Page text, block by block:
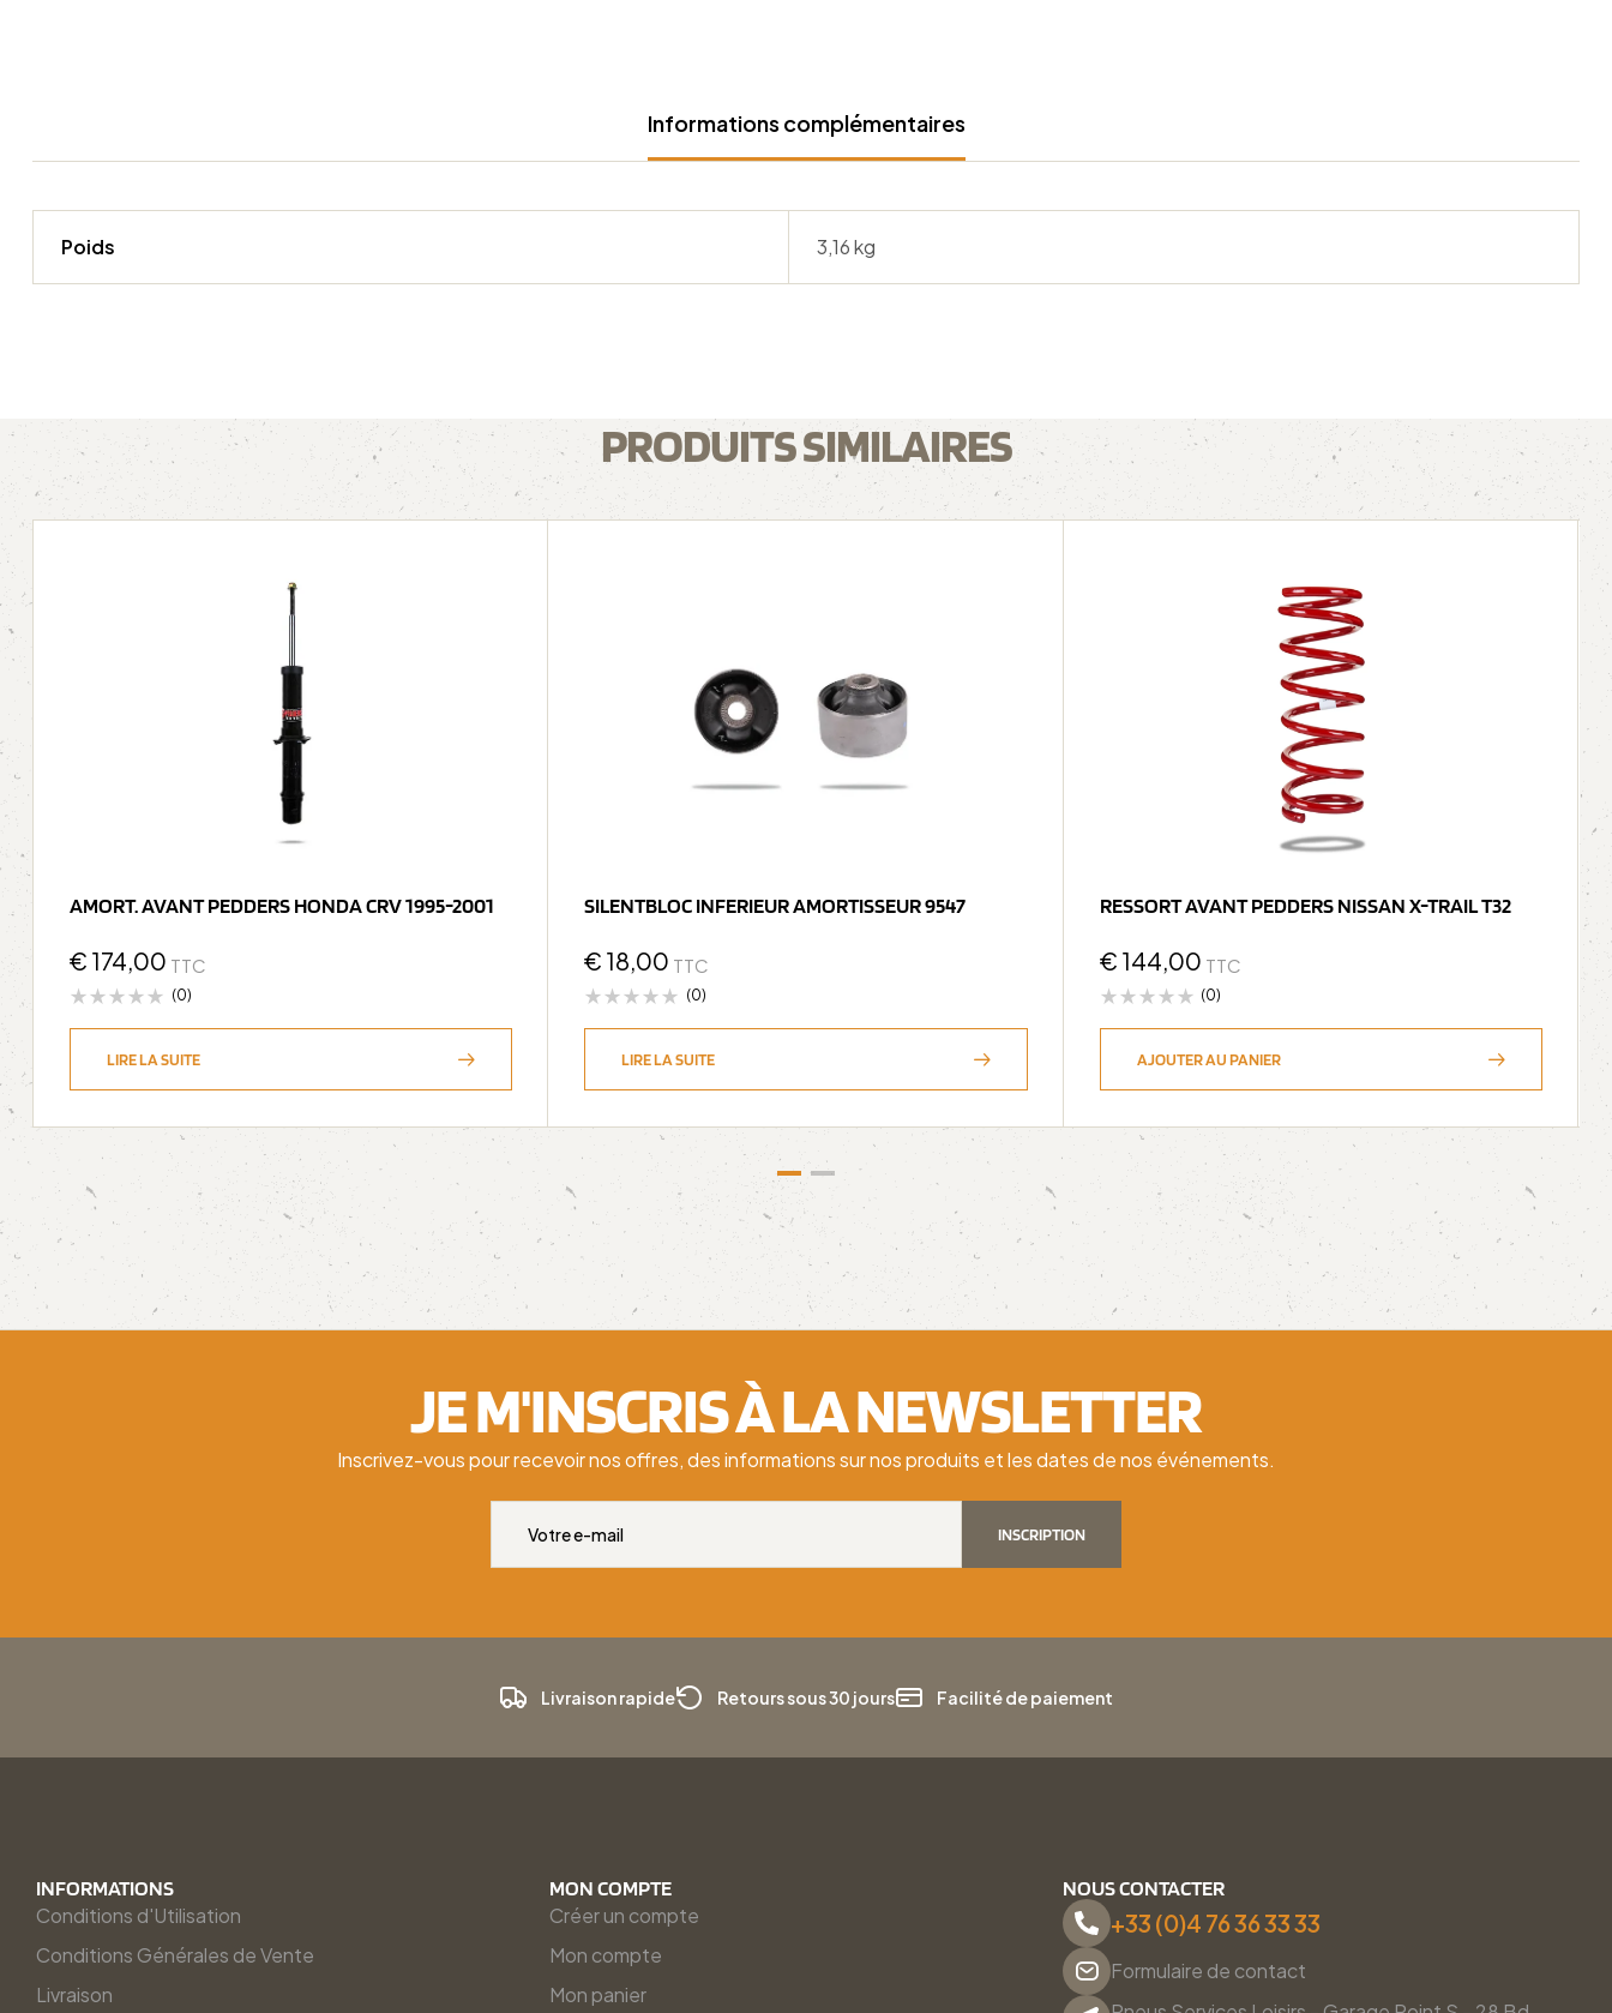
Informations complémentaires
Poids 3,16 kg
PRODUITS SIMILAIRES
AMORT. AVANT PEDDERS HONDA CRV 1995-2001
€ 174,00 TTC
(0)
LIRE LA SUITE
SILENTBLOC INFERIEUR AMORTISSEUR 9547
€ 18,00 TTC
(0)
LIRE LA SUITE
RESSORT AVANT PEDDERS NISSAN X-TRAIL T32
€ 144,00 TTC
(0)
AJOUTER AU PANIER
JE M'INSCRIS À LA NEWSLETTER
Inscrivez-vous pour recevoir nos offres, des informations sur nos produits et les dates de nos événements.
INSCRIPTION
Livraison rapide Retours sous 30 jours Facilité de paiement
INFORMATIONS
Conditions d'Utilisation
Conditions Générales de Vente
Livraison
MON COMPTE
Créer un compte
Mon compte
Mon panier
NOUS CONTACTER
+33 (0)4 76 36 33 33
Formulaire de contact